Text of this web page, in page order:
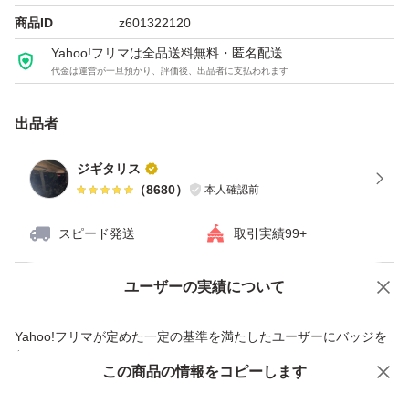
商品ID z601322120
Yahoo!フリマは全品送料無料・匿名配送
代金は運営が一旦預かり、評価後、出品者に支払われます
出品者
ジギタリス
（8680） 本人確認前
スピード発送 取引実績99+
ユーザーの実績について
Yahoo!フリマが定めた一定の基準を満たしたユーザーにバッジを
付与しています
価格の相談 商品への質問
この商品の情報をコピーします
この商品をみている人にオススメ